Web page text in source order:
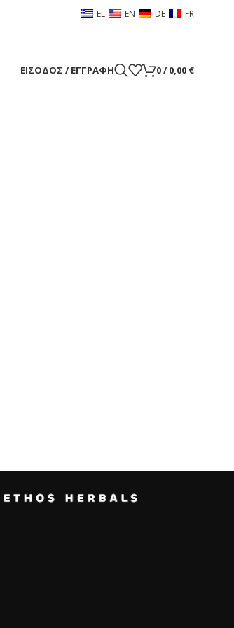
EL EN DE FR
ΕΊΣΟΔΟΣ / ΕΓΓΡΑΦΉ 0/ 0,00 €